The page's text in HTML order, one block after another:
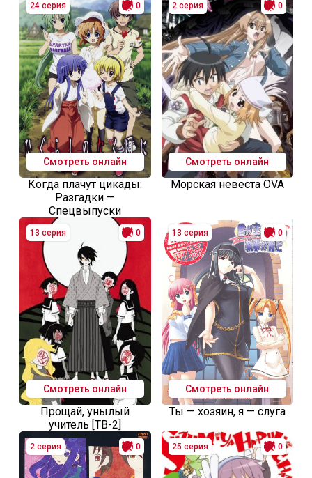
24 серия 0
Смотреть онлайн
Когда плачут цикады:
Разгадки —
Спецвыпуски
2 серия 0
Смотреть онлайн
Морская невеста OVA
13 серия 0
Смотреть онлайн
Прощай, унылый
учитель [ТВ-2]
13 серия 0
Смотреть онлайн
Ты — хозяин, я — слуга
2 серия 0 25 серия 0